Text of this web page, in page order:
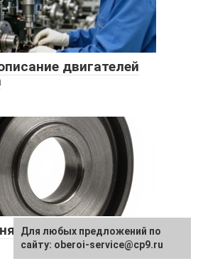
двигателей
ГРМ Лада Ларгус 16
Для любых предложений по
сайту: oberoi-service@cp9.ru